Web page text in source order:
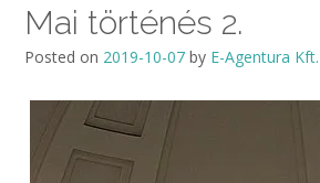
Mai történés 2.
Posted on 2019-10-07 by E-Agentura Kft.